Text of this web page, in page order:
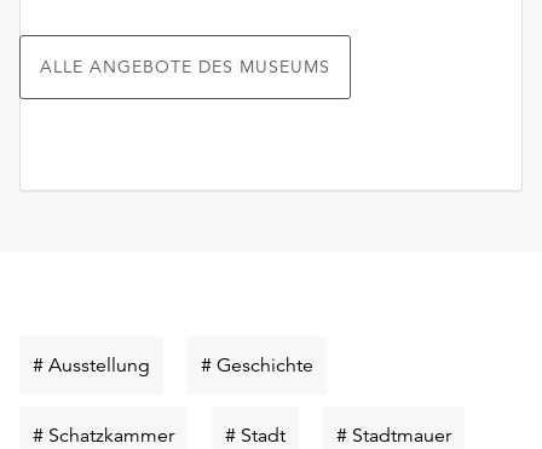
ALLE ANGEBOTE DES MUSEUMS
# Ausstellung Schlüsselwort
# Geschichte
# SchatzkammerSchlüsselwort
# StadtSchlüsselwort
# Stadtmauer